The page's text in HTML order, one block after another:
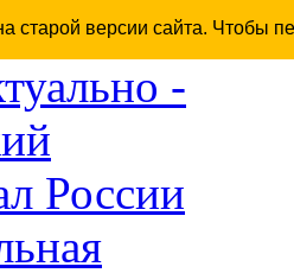
старой версии сайта. Чтобы
-
России